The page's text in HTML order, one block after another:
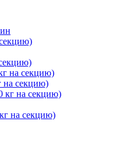
на секцию)
на секцию)
кг на секцию)
на секцию)